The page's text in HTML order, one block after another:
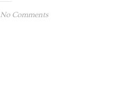
No Comments